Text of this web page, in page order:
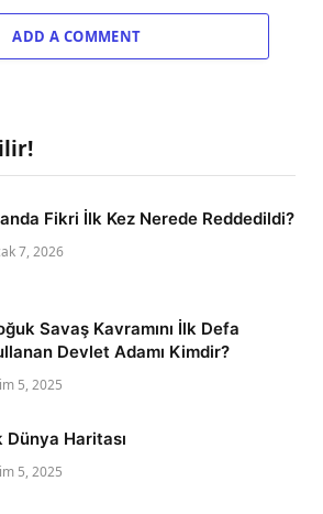
ADD A COMMENT
Fikri İlk Kez Nerede Reddedildi?
7, 2026
Savaş Kavramını İlk Defa
Devlet Adamı Kimdir?
5, 2025
Dünya Haritası
5, 2025